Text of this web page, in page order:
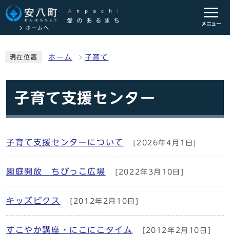
ホームへ
メニュー
現在位置 ホーム 子育て
子育て支援センター
子育て支援センターについて [2026年4月1日]
園庭開放 ちびっこ広場 [2022年3月10日]
キッズビクス [2012年2月10日]
すこやか講座・にこにこタイム [2012年2月10日]